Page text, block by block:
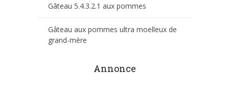
Gâteau 5.4.3.2.1 aux pommes
Gâteau aux pommes ultra moelleux de
grand-mère
Annonce